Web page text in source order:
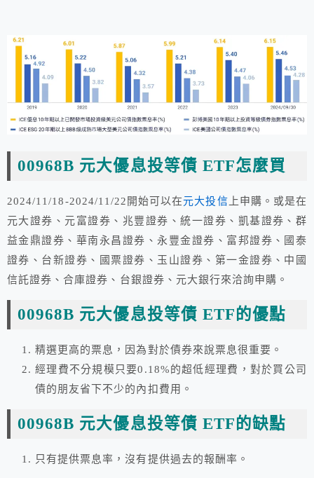
00968B 元大優息投等債 ETF怎麼買
2024/11/18-2024/11/22開始可以在元大投信 上申購。或是在
元大證券、元富證券、兆豐證券、統一證券、凱基證券、群
益金鼎證券、華南永昌證券、永豐金證券、富邦證券、國泰
證券、台新證券、國票證券、玉山證券、第一金證券、中國
信託證券、合庫證券、台銀證券、元大銀行來洽詢申購。
00968B 元大優息投等債 ETF的優點
精選更高的票息，因為對於債券來說票息很重要。
經理費不分規模只要0.18%的超低經理費，對於買公司
債的朋友省下不少的內扣費用。
00968B 元大優息投等債 ETF的缺點
只有提供票息率，沒有提供過去的報酬率。